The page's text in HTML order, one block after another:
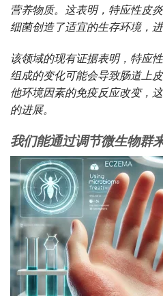
营养物质。这表明，特应性皮
细菌创造了适宜的生存环境，
该领域的现有证据表明，特应
组成的变化可能会导致肠道上
他环境因素的免疫反应改变，
的进展。
我们能通过调节微生物群